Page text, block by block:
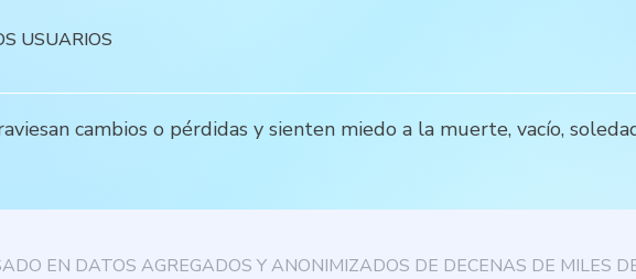
USUARIOS
cambios o pérdidas y sienten miedo a la muerte, vacío,
EN DATOS AGREGADOS Y ANONIMIZADOS DE DECENAS DE MILES